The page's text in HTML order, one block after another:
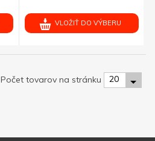
VLOŽIŤ DO VÝBERU
Počet tovarov na stránku 20